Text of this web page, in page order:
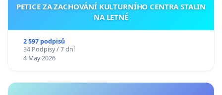
PETICE ZA ZACHOVÁNÍ KULTURNÍHO CENTRA STALIN
NA LETNÉ
2 597 podpisů
34 Podpisy / 7 dní
4 May 2026